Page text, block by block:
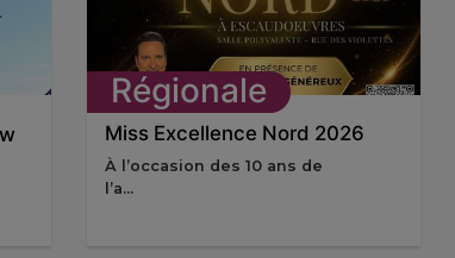
Régionale
Miss Excellence Nord 2026
À l’occasion des 10 ans de
l’a...